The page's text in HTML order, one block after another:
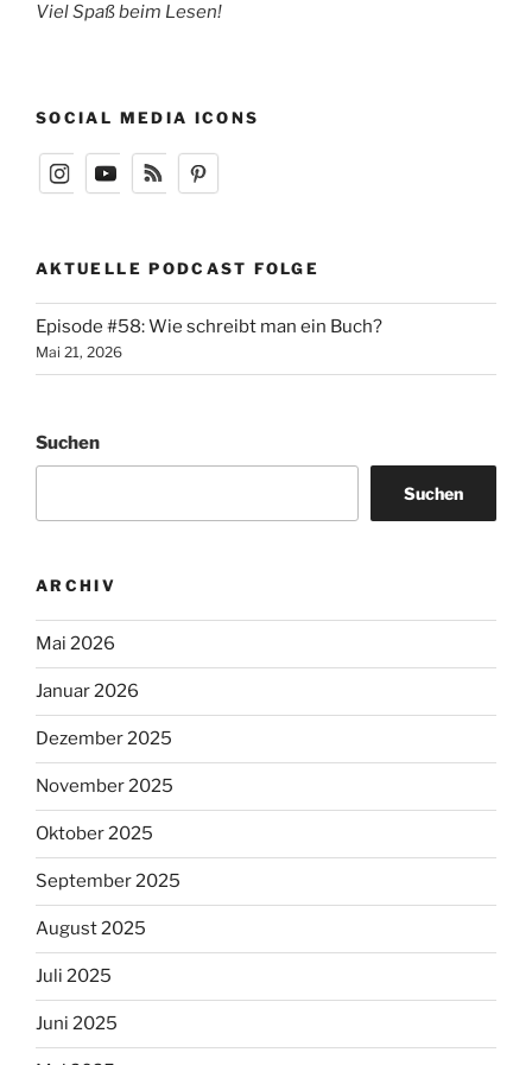
Viel Spaß beim Lesen!
SOCIAL MEDIA ICONS
AKTUELLE PODCAST FOLGE
Episode #58: Wie schreibt man ein Buch?
Mai 21, 2026
Suchen
Suchen
ARCHIV
Mai 2026
Januar 2026
Dezember 2025
November 2025
Oktober 2025
September 2025
August 2025
Juli 2025
Juni 2025